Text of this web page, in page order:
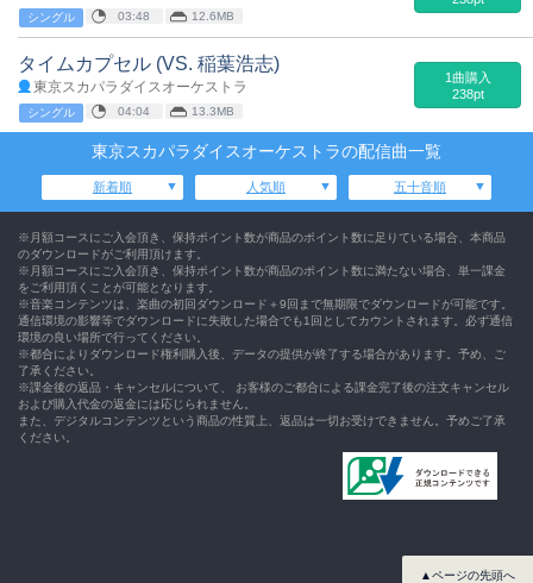
シングル 03:48 12.6MB
タイムカプセル (VS. 稲葉浩志)
東京スカパラダイスオーケストラ
シングル 04:04 13.3MB
1曲購入
238pt
東京スカパラダイスオーケストラの配信曲一覧
新着順 人気順 五十音順
※月額コースにご入会頂き、保持ポイント数が商品のポイント数に足りている場合、本商品
のダウンロードがご利用頂けます。
※月額コースにご入会頂き、保持ポイント数が商品のポイント数に満たない場合、単一課金
をご利用頂くことが可能となります。
※音楽コンテンツは、楽曲の初回ダウンロード＋9回まで無期限でダウンロードが可能です。
通信環境の影響等でダウンロードに失敗した場合でも1回としてカウントされます。必ず通信
環境の良い場所で行ってください。
※都合によりダウンロード権利購入後、データの提供が終了する場合があります。予め、ご
了承ください。
※課金後の返品・キャンセルについて、 お客様のご都合による課金完了後の注文キャンセル
および購入代金の返金には応じられません。
また、デジタルコンテンツという商品の性質上、返品は一切お受けできません。予めご了承
ください。
▲ページの先頭へ